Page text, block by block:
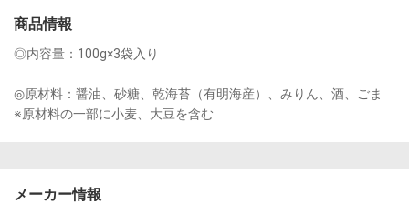
商品情報
◎内容量：100g×3袋入り
◎原材料：醤油、砂糖、乾海苔（有明海産）、みりん、酒、ごま
※原材料の一部に小麦、大豆を含む
メーカー情報